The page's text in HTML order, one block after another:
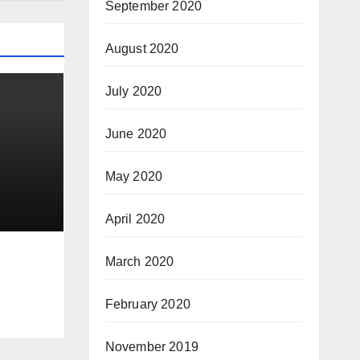
September 2020
August 2020
July 2020
June 2020
May 2020
April 2020
March 2020
February 2020
November 2019